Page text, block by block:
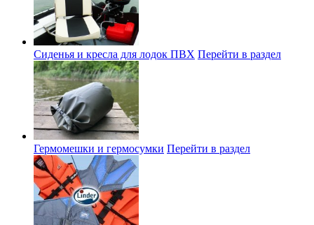
Сиденья и кресла для лодок ПВХ Перейти в раздел
Гермомешки и гермосумки Перейти в раздел